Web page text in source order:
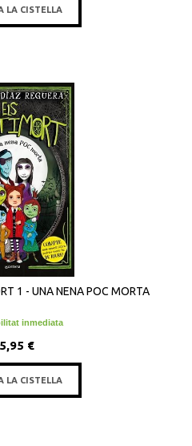
LA CISTELLA
1 - UNA NENA POC MORTA
inmediata
€
LA CISTELLA